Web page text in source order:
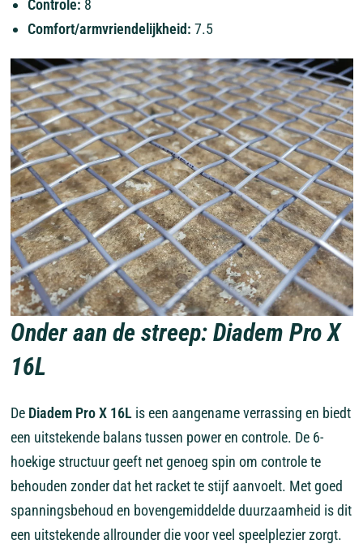
Controle: 8
Comfort/armvriendelijkheid: 7.5
Onder aan de streep: Diadem Pro X
16L
De Diadem Pro X 16Lis een aangename verrassing en biedt
een uitstekende balans tussen power en controle. De 6-
hoekige structuur geeft net genoeg spin om controle te
behouden zonder dat het racket te stijf aanvoelt. Met goed
spanningsbehoud en bovengemiddelde duurzaamheid is dit
een uitstekende allrounder die voor veel speelplezier zorgt.